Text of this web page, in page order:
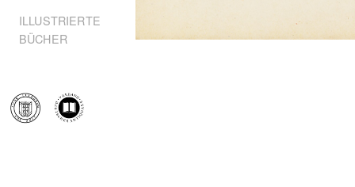
ILLUSTRIERTE
BÜCHER